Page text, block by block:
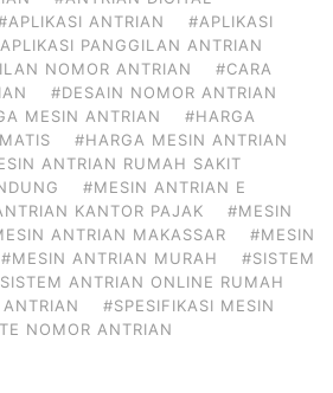
ANTRIAN
#APLIKASI
PANGGILAN ANTRIAN
NOMOR ANTRIAN
#CARA
#DESAIN NOMOR ANTRIAN
MESIN ANTRIAN
#HARGA
#HARGA MESIN ANTRIAN
ANTRIAN RUMAH SAKIT
#MESIN ANTRIAN E
KANTOR PAJAK
#MESIN
ANTRIAN MAKASSAR
#MESIN
#MESIN ANTRIAN MURAH
#SISTEM
ANTRIAN ONLINE RUMAH
#SPESIFIKASI MESIN
NOMOR ANTRIAN